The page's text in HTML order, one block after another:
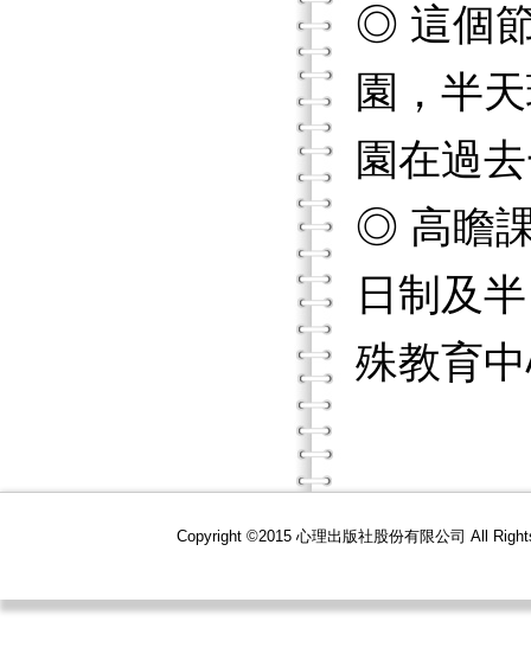
◎ 這個
園，半
園在過
◎ 高瞻
日制及
殊教育
Copyright ©2015 心理出版社股份有限公司 All